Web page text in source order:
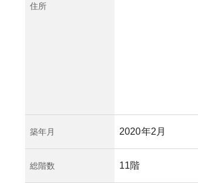
住所
築年月 2020年2月
総階数 11階